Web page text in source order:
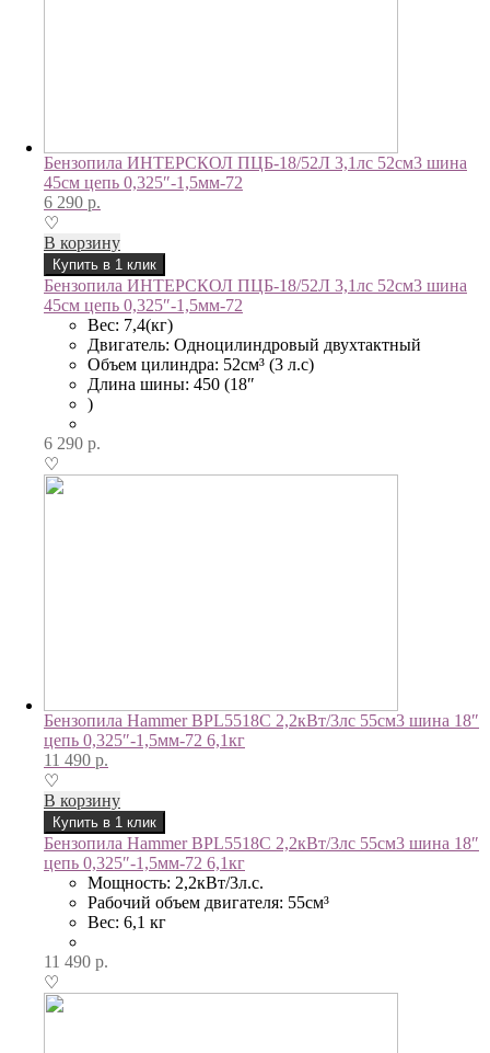
Бензопила ИНТЕРСКОЛ ПЦБ-18/52Л 3,1лс 52см3 шина
45см цепь 0,325″-1,5мм-72
6 290 р.
♡
В корзину
Купить в 1 клик
Бензопила ИНТЕРСКОЛ ПЦБ-18/52Л 3,1лс 52см3 шина
45см цепь 0,325″-1,5мм-72
Вес: 7,4(кг)
Двигатель: Одноцилиндровый двухтактный
Объем цилиндра: 52см³ (3 л.с)
Длина шины: 450 (18″
)
6 290 р.
♡
Бензопила Hammer BPL5518C 2,2кВт/3лс 55см3 шина 18″
цепь 0,325″-1,5мм-72 6,1кг
11 490 р.
♡
В корзину
Купить в 1 клик
Бензопила Hammer BPL5518C 2,2кВт/3лс 55см3 шина 18″
цепь 0,325″-1,5мм-72 6,1кг
Мощность: 2,2кВт/3л.с.
Рабочий объем двигателя: 55см³
Вес: 6,1 кг
11 490 р.
♡